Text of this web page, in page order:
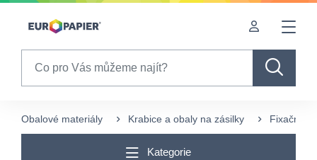
Table Of Content
Pro Vás zajímavé produkty
Obalové materiály Krabice a obaly na zásilky Fixační a
Kategorie